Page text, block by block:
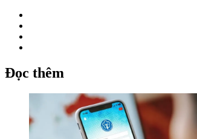
Đọc thêm